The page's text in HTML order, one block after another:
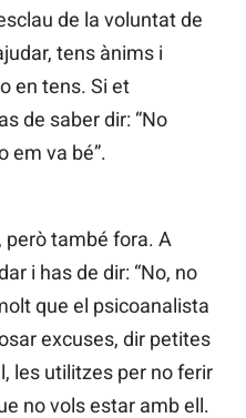
de la voluntat de
tens ànims i
en tens. Si et
de saber dir: “No
em va bé”.
també fora. A
i has de dir: “No, no
que el psicoanalista
excuses, dir petites
les utilitzes per no ferir
no vols estar amb ell.